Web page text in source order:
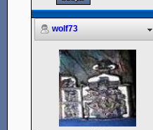
wolf73